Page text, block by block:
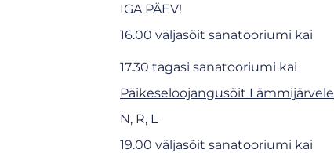
IGA PÄEV!
16.00 väljasõit sanatooriumi kai
17.30 tagasi sanatooriumi kai
Päikeseloojangusõit Lämmijärvele
N, R, L
19.00 väljasõit sanatooriumi kai